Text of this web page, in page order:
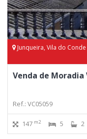
Junqueira, Vila do Conde
Venda de Moradia
Ref.: VC05059
147 m2 5 2